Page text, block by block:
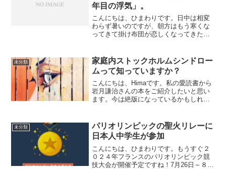
年目の浮気」。
こんにちは、ひまわりです。日中は相変
わらず暑いのですが、朝方はもう寒くな
ってきて掛け布団が恋しくなってきたと
トにそうですね。朝夕は うすら寒
い......。どうぞみなさ...
未分類
家庭内ストックホルムシンドロー
ムって知っていますか？
こんにちは、Himaです。私の愛読書から
岩月謙治さんの本をご紹介したいと思い
ます。今は絶版になっているかもしれな
れから結婚を考えている未婚の女性や、
夫のパンツを摘まんで...
未分類
パリオリンピックの聖火リレーに
日本人中学生が参加
こんにちは、ひまわりです。もうすぐ２
０２４年フランスのパリオリンピック競
技大会が開催予定ですね！7月26日～８月